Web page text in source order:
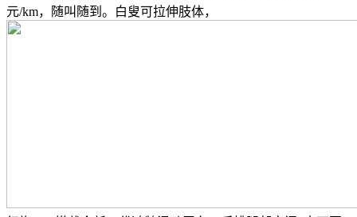
元/km，随叫随到。白叟可拉伸肢体，